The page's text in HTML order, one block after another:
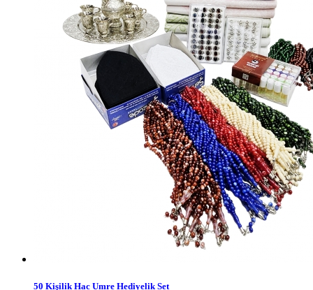
50 Kişilik Hac Umre Hediyelik Set